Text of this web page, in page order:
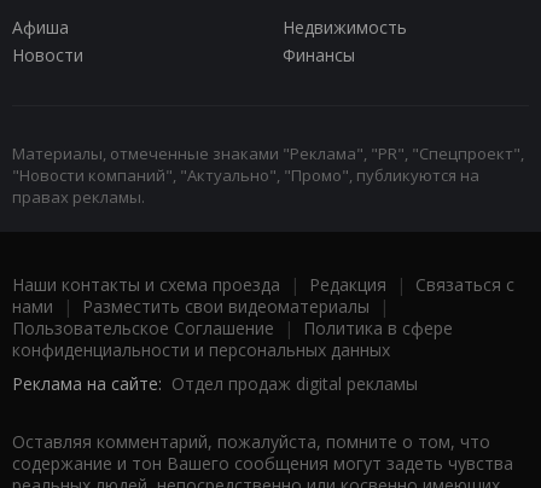
Афиша
Недвижимость
Новости
Финансы
Материалы, отмеченные знаками "Реклама", "PR", "Спецпроект",
"Новости компаний", "Актуально", "Промо", публикуются на
правах рекламы.
Наши контакты и схема проезда | Редакция | Связаться с
нами | Разместить свои видеоматериалы |
Пользовательское Соглашение |
Политика в сфере
конфиденциальности и персональных данных
Реклама на сайте: Отдел продаж digital рекламы
Оставляя комментарий, пожалуйста, помните о том, что
содержание и тон Вашего сообщения могут задеть чувства